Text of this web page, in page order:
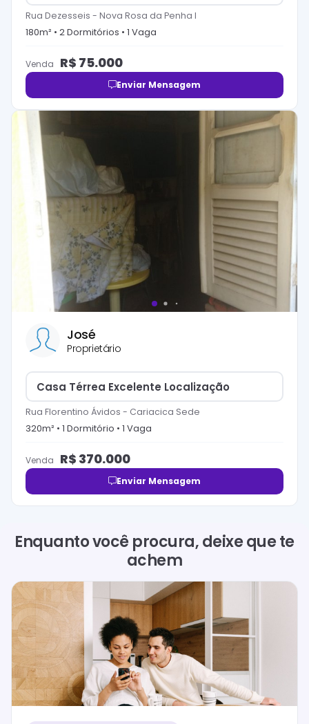
Rua Dezesseis - Nova Rosa da Penha I
180m² • 2Dormitórios • 1 Vaga
Venda R$ 75.000
Enviar Mensagem
José
Proprietário
Casa Térrea Excelente Localização
Rua Florentino Ávidos - Cariacica Sede
320m² • 1 Dormitório • 1 Vaga
Venda R$ 370.000
Enviar Mensagem
Enquanto você procura, deixe que te
achem